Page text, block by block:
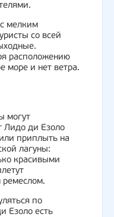
мелким
со всей
расположению
море и нет ветра.
могут
Лидо ди Езоло
приплыть на
лагуны:
красивыми
ремеслом.
по
Езоло есть